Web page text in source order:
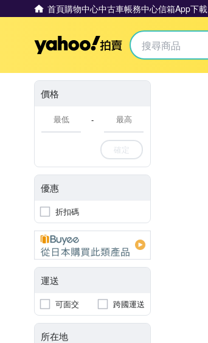
首頁購物中心中古車帳務中心信箱App下載
Yahoo拍賣
價格
-
確定
優惠
折扣碼
運送
可面交 跨國運送
所在地